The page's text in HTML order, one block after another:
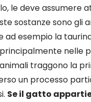
le deve assumere
sostanze sono gli
ad esempio la
nelle
traggono la
un processo
Se il gatto